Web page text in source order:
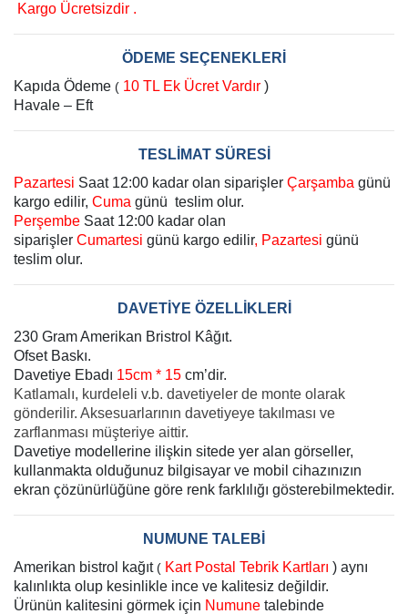
Kargo Ücretsizdir .
ÖDEME SEÇENEKLERİ
Kapıda Ödeme ( 10 TL Ek Ücret Vardır )
Havale – Eft
TESLİMAT SÜRESİ
Pazartesi Saat 12:00 kadar olan siparişler Çarşamba günü
kargo edilir, Cuma günü teslim olur.
Perşembe Saat 12:00 kadar olan
siparişler Cumartesi günü kargo edilir, Pazartesi günü
teslim olur.
DAVETİYE ÖZELLİKLERİ
230 Gram Amerikan Bristrol Kâğıt.
Ofset Baskı.
Davetiye Ebadı 15cm * 15 cm’dir.
Katlamalı, kurdeleli v.b. davetiyeler de monte olarak
gönderilir. Aksesuarlarının davetiyeye takılması ve
zarflanması müşteriye aittir.
Davetiye modellerine ilişkin sitede yer alan görseller,
kullanmakta olduğunuz bilgisayar ve mobil cihazınızın
ekran çözünürlüğüne göre renk farklılığı gösterebilmektedir.
NUMUNE TALEBİ
Amerikan bistrol kağıt( Kart Postal Tebrik Kartları ) aynı
kalınlıkta olup kesinlikle ince ve kalitesiz değildir.
Ürünün kalitesini görmek için Numune talebinde